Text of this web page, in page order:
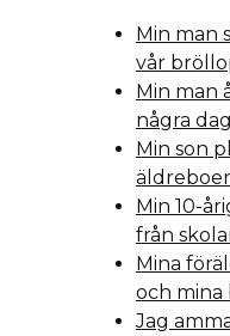
Min man
vår
Min man
några
Min son
Min 10-
från
Mina
och mina
Jag